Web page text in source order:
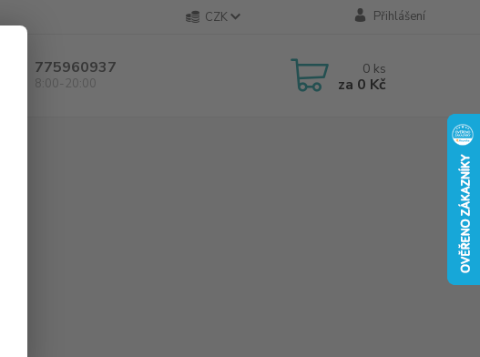
CZK Přihlášení
775960937
8:00-20:00
0 ks
za 0 Kč